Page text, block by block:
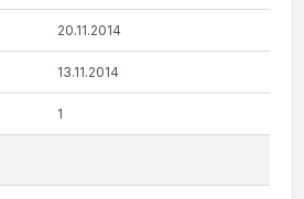
20.11.2014
13.11.2014
1